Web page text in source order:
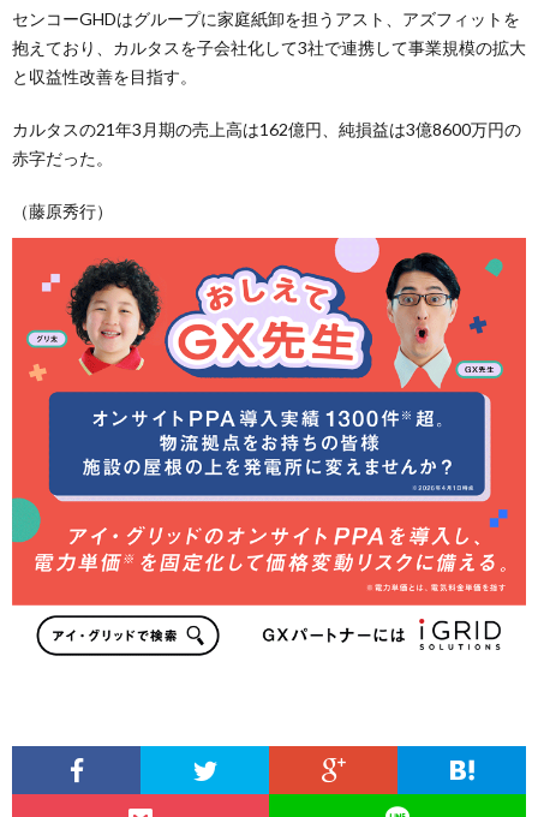
センコーGHDはグループに家庭紙卸を担うアスト、アズフィットを
抱えており、カルタスを子会社化して3社で連携して事業規模の拡大
と収益性改善を目指す。
カルタスの21年3月期の売上高は162億円、純損益は3億8600万円の
赤字だった。
（藤原秀行）